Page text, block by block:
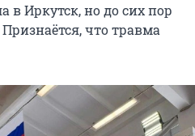
в Иркутск, но до сих пор
что травма